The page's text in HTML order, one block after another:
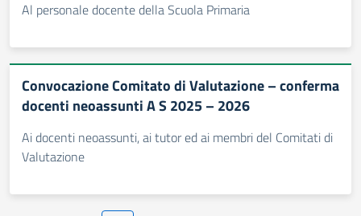
Al personale docente della Scuola Primaria
Convocazione Comitato di Valutazione – conferma
docenti neoassunti A S 2025 – 2026
Ai docenti neoassunti, ai tutor ed ai membri del Comitati di
Valutazione